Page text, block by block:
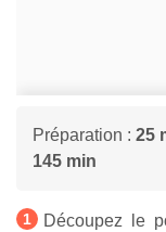
Préparation : 25
145 min
Découpez le